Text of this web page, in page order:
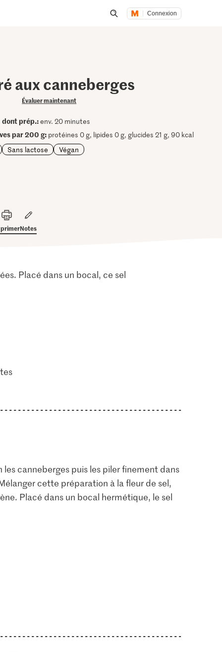
Connexion
aux canneberges
Évaluer maintenant
dont prép.:env. 20 minutes
par 200 g: protéines 0 g, lipides 0 g, glucides 21 g, 90 kcal
Sans lactose
Végan
Notes
Placé dans un bocal, ce sel
les canneberges puis les piler finement dans
cette préparation à la fleur de sel,
Placé dans un bocal hermétique, le sel